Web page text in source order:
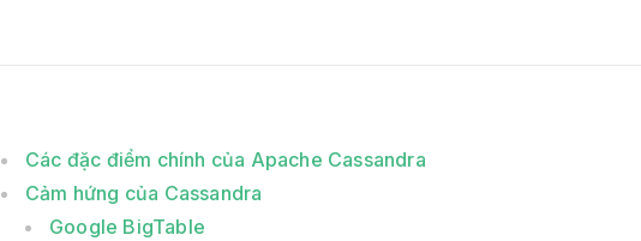
Các đặc điểm chính của Apache Cassandra
Cảm hứng của Cassandra
Google BigTable